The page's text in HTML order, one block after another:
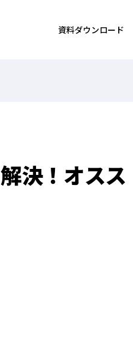
資料ダウンロード
決！オスス